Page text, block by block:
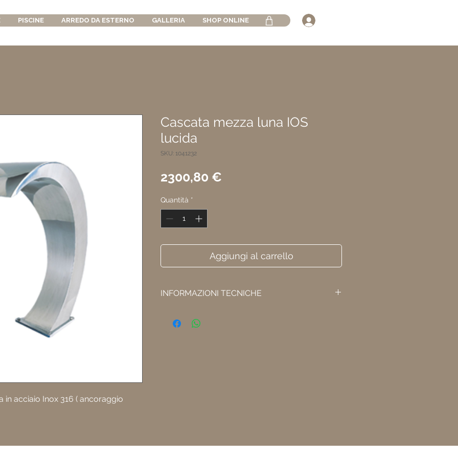
PISCINE ARREDO DA ESTERNO GALLERIA SHOP ONLINE
in acciaio Inox 316 ( ancoraggio
Cascata mezza luna IOS
lucida
SKU: 1041232
2300,80 €
Quantità *
Aggiungi al carrello
INFORMAZIONI TECNICHE
Portata di 30 metri cubi all'ora.